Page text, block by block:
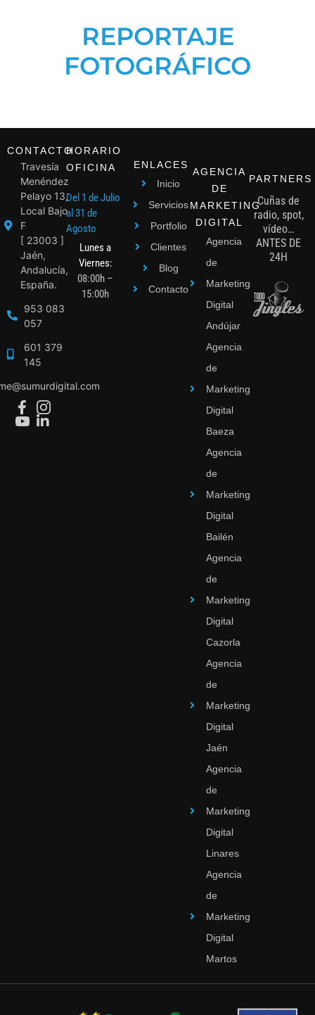
REPORTAJE
FOTOGRÁFICO
CONTACTO
Travesía
Menéndez
Pelayo 13,
Local Bajo
F
[ 23003 ]
Jaén,
Andalucía,
España.
953 083
057
601 379
145
HORARIO
OFICINA
Del 1 de Julio
al 31 de
Agosto
Lunes a
Viernes:
08:00h –
15:00h
ENLACES
Inicio
Servicios
Portfolio
Clientes
Blog
Contacto
AGENCIA
DE
MARKETING
DIGITAL
Agencia
de
Marketing
Digital
Andújar
Agencia
de
Marketing
Digital
Baeza
Agencia
de
Marketing
Digital
Bailén
Agencia
de
Marketing
Digital
Cazorla
Agencia
de
Marketing
Digital
Jaén
Agencia
de
Marketing
Digital
Linares
Agencia
de
Marketing
Digital
Martos
PARTNERS
Cuñas de
radio, spot,
vídeo…
ANTES DE
24H